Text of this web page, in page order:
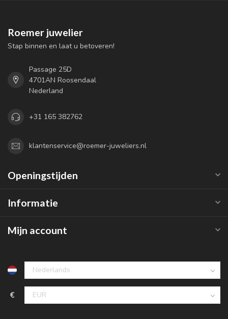
Roemer juwelier
Stap binnen en laat u betoveren!
Passage 25D
4701AN Roosendaal
Nederland
+31 165 382762
klantenservice@roemer-juweliers.nl
Openingstijden
Informatie
Mijn account
€